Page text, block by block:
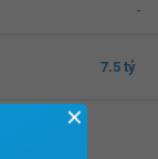
-
7.5 tỷ
✕